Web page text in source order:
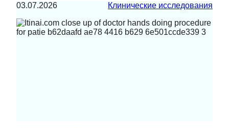
03.07.2026 Клинические исследования